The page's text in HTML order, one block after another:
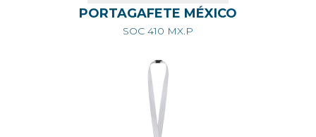
PORTAGAFETE MÉXICO
SOC 410 MX.P